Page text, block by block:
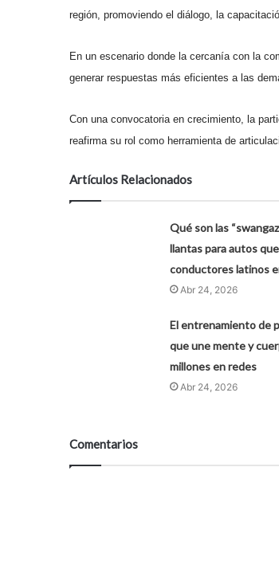
región, promoviendo el diálogo, la
En un escenario donde la cercanía con la
generar respuestas más eficientes a las
Con una convocatoria en crecimiento, la
reafirma su rol como herramienta de
Artículos Relacionados
Qué son las
llantas para autos
conductores latinos
Abr 24, 2026
El entrenamiento de
que une mente y
millones en redes
Abr 24, 2026
Comentarios